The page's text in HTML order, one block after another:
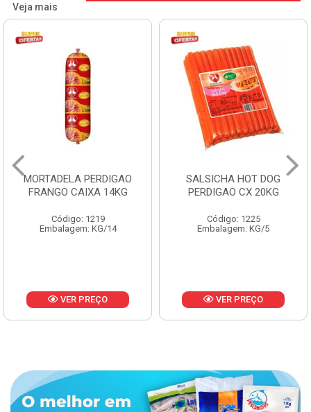
Veja mais
MORTADELA PERDIGAO
FRANGO CAIXA 14KG
Código: 1219
Embalagem: KG/14
VER PREÇO
SALSICHA HOT DOG
PERDIGAO CX 20KG
Código: 1225
Embalagem: KG/5
VER PREÇO